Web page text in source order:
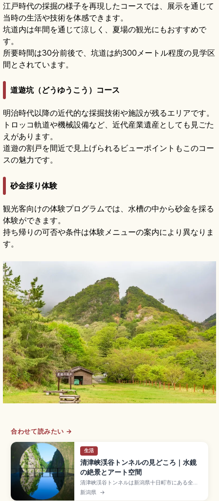
江戸時代の採掘の様子を再現したコースでは、展示を通じて
当時の生活や技術を体感できます。
坑道内は年間を通じて涼しく、夏場の観光にもおすすめで
す。
所要時間は30分前後で、坑道は約300メートル程度の見学区
間とされています。
道遊坑（どうゆうこう）コース
明治時代以降の近代的な採掘技術や施設が残るエリアです。
トロッコ軌道や機械設備など、近代産業遺産としても見ごた
えがあります。
道遊の割戸を間近で見上げられるビューポイントもこのコー
スの魅力です。
砂金採り体験
観光客向けの体験プログラムでは、水槽の中から砂金を採る
体験ができます。
持ち帰りの可否や条件は体験メニューの案内により異なりま
す。
合わせて読みたい →
生活
清津峡渓谷トンネルの見どころ｜水鏡
の絶景とアート空間
清津峡渓谷トンネルは新潟県十日町市にある全長
750mの観光名所で、日本三大渓谷・清津峡の絶
景と現代アートが融合したスポット。最奥部「パ
新潟県 →